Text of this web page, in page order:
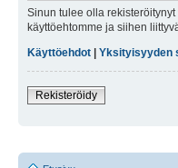
Sinun tulee olla
käyttöehtomme ja siihen
Käyttöehdot
Yksityisyyden
Rekisteröidy